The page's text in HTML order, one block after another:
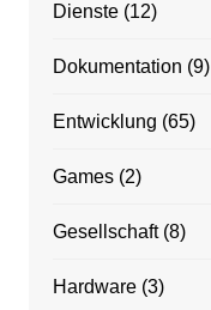
Dienste(12)
Dokumentation (9)
Entwicklung (65)
Games(2)
Gesellschaft(8)
Hardware(3)